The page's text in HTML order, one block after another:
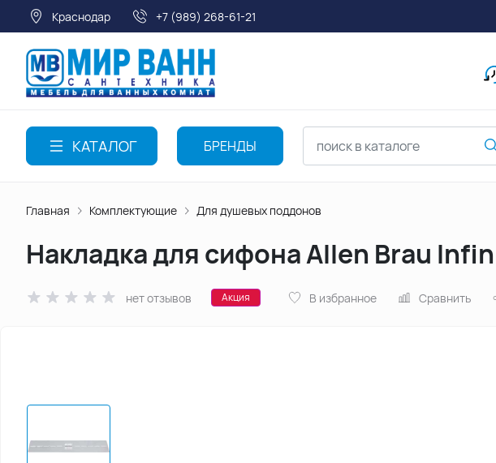
Краснодар +7 (989) 268-61-21
КАТАЛОГ БРЕНДЫ
Главная Комплектующие Для душевых поддонов
Накладка для сифона Allen Brau
нет отзывов Акция В избранное Сравнить